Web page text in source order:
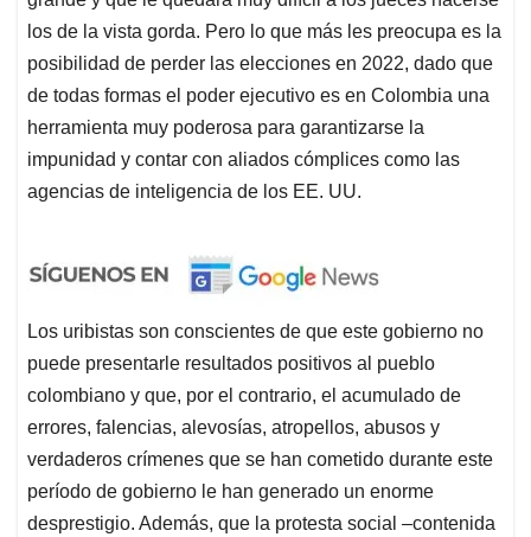
los de la vista gorda. Pero lo que más les preocupa es la
posibilidad de perder las elecciones en 2022, dado que
de todas formas el poder ejecutivo es en Colombia una
herramienta muy poderosa para garantizarse la
impunidad y contar con aliados cómplices como las
agencias de inteligencia de los EE. UU.
Los uribistas son conscientes de que este gobierno no
puede presentarle resultados positivos al pueblo
colombiano y que, por el contrario, el acumulado de
errores, falencias, alevosías, atropellos, abusos y
verdaderos crímenes que se han cometido durante este
período de gobierno le han generado un enorme
desprestigio. Además, que la protesta social –contenida